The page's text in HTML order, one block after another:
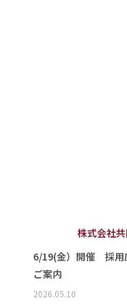
株式会社
6/19(金）開催 採用
ご案内
2026.05.10